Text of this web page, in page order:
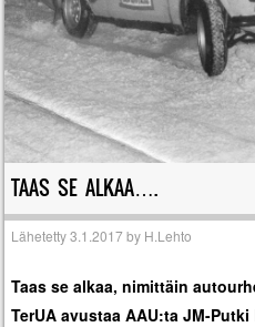
TAAS SE ALKAA….
Lähetetty3.1.2017by H.Lehto
Taas se alkaa, nimittäin
TerUA avustaa AAU:ta JM-